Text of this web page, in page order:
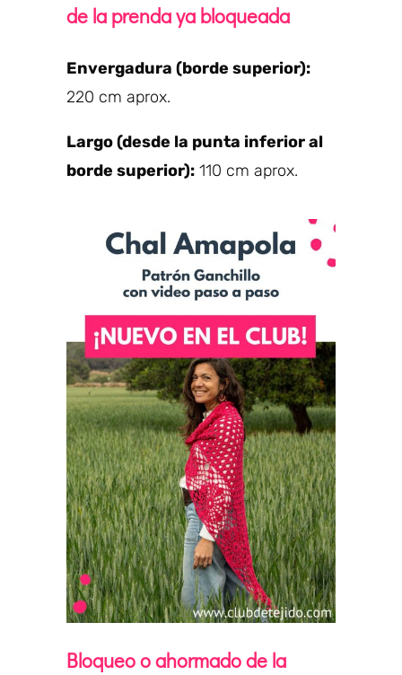
de la prenda ya bloqueada
Envergadura (borde superior):
220 cm aprox.
Largo (desde la punta inferior al
borde superior): 110 cm aprox.
Bloqueo o ahormado de la